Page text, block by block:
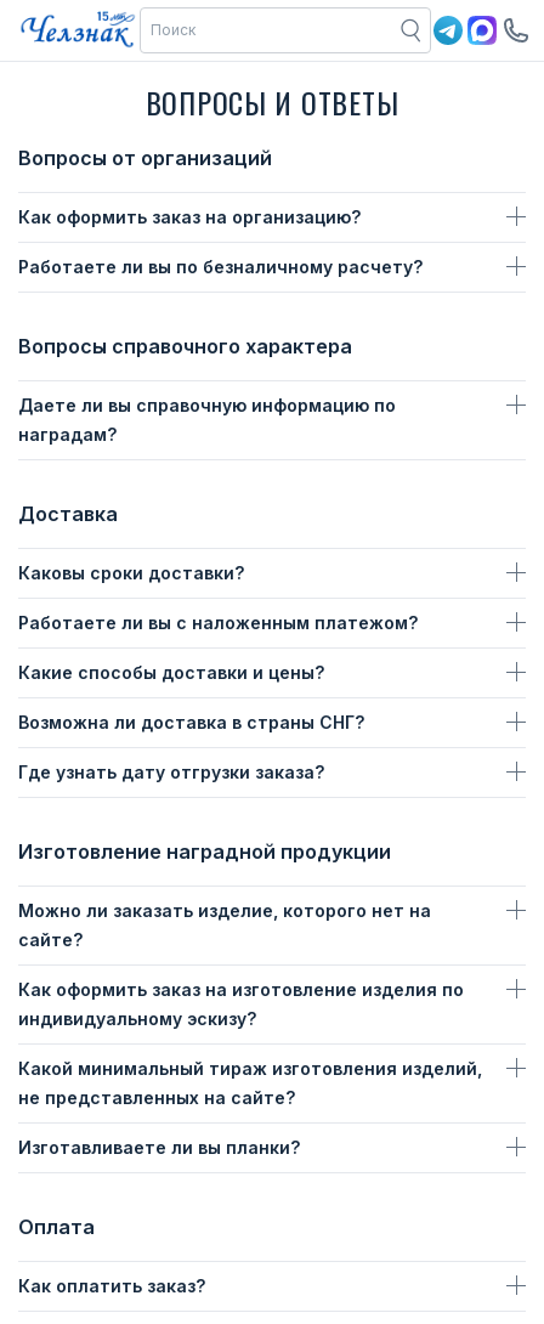
ВОПРОСЫ И ОТВЕТЫ
Вопросы от организаций
Как оформить заказ на организацию?
Работаете ли вы по безналичному расчету?
Вопросы справочного характера
Даете ли вы справочную информацию по
наградам?
Доставка
Каковы сроки доставки?
Работаете ли вы с наложенным платежом?
Какие способы доставки и цены?
Возможна ли доставка в страны СНГ?
Где узнать дату отгрузки заказа?
Изготовление наградной продукции
Можно ли заказать изделие, которого нет на
сайте?
Как оформить заказ на изготовление изделия по
индивидуальному эскизу?
Какой минимальный тираж изготовления изделий,
не представленных на сайте?
Изготавливаете ли вы планки?
Оплата
Как оплатить заказ?